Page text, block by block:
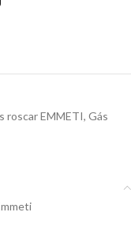
roscar EMMETI, Gás